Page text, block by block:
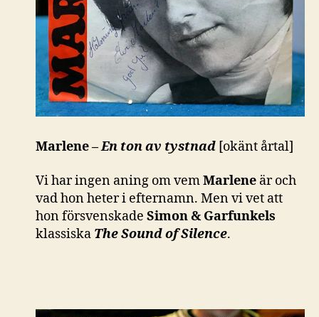
Marlene –En ton av tystnad [okänt årtal]
Vi har ingen aning om vemMarlene är och
vad hon heter i efternamn. Men vi vet att
hon försvenskade Simon & Garfunkels
klassiska The Sound of Silence.